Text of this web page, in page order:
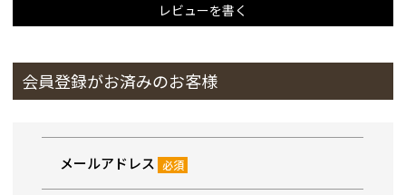
レビューを書く
会員登録がお済みのお客様
メールアドレス
(必